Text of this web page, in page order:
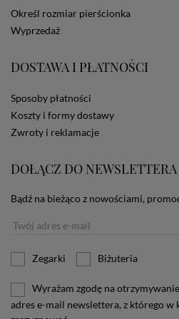
dotyczących cookies oznacza, że
użytkownika. Jeżeli użytkownik
ustawienia swojej przeglądarki.
Określ rozmiar pierścionka
Wyprzedaż
DOSTAWA I PŁATNOŚCI
Sposoby płatności
Koszty i formy dostawy
Zwroty i reklamacje
DOŁĄCZ DO NEWSLETTERA
Bądź na bieżąco z nowościami,
Zegarki Biżuteria
Wyrażam zgodę na
adres e-mail newslettera, z którego w